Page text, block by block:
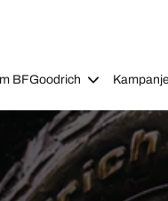
BFGoodrich